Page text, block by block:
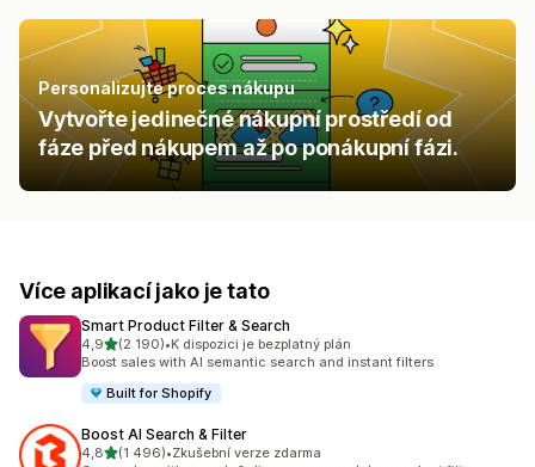
Personalizujte proces nákupu
Vytvořte jedinečné nákupní prostředí od
fáze před nákupem až po ponákupní fázi.
Více aplikací jako je tato
Smart Product Filter & Search
4,9z 5 hvězd
(2 190)
Celkový počet recenzí: 2190
•K dispozici je bezplatný plán
Boost sales with AI semantic search and instant filters
Built for Shopify
Boost AI Search & Filter
4,8z 5 hvězd
(1 496)
Celkový počet recenzí: 1496
•Zkušební verze zdarma